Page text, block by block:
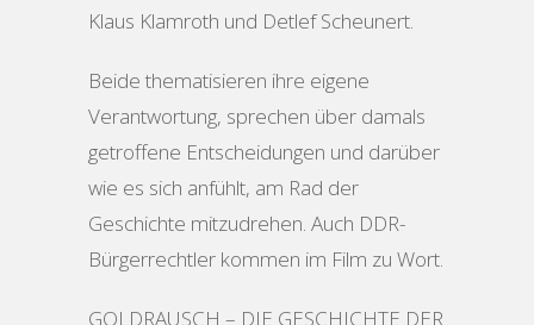
Klaus Klamroth und Detlef Scheunert.
Beide thematisieren ihre eigene
Verantwortung, sprechen über damals
getroffene Entscheidungen und darüber
wie es sich anfühlt, am Rad der
Geschichte mitzudrehen. Auch DDR-
Bürgerrechtler kommen im Film zu Wort.
GOLDRAUSCH – DIE GESCHICHTE DER